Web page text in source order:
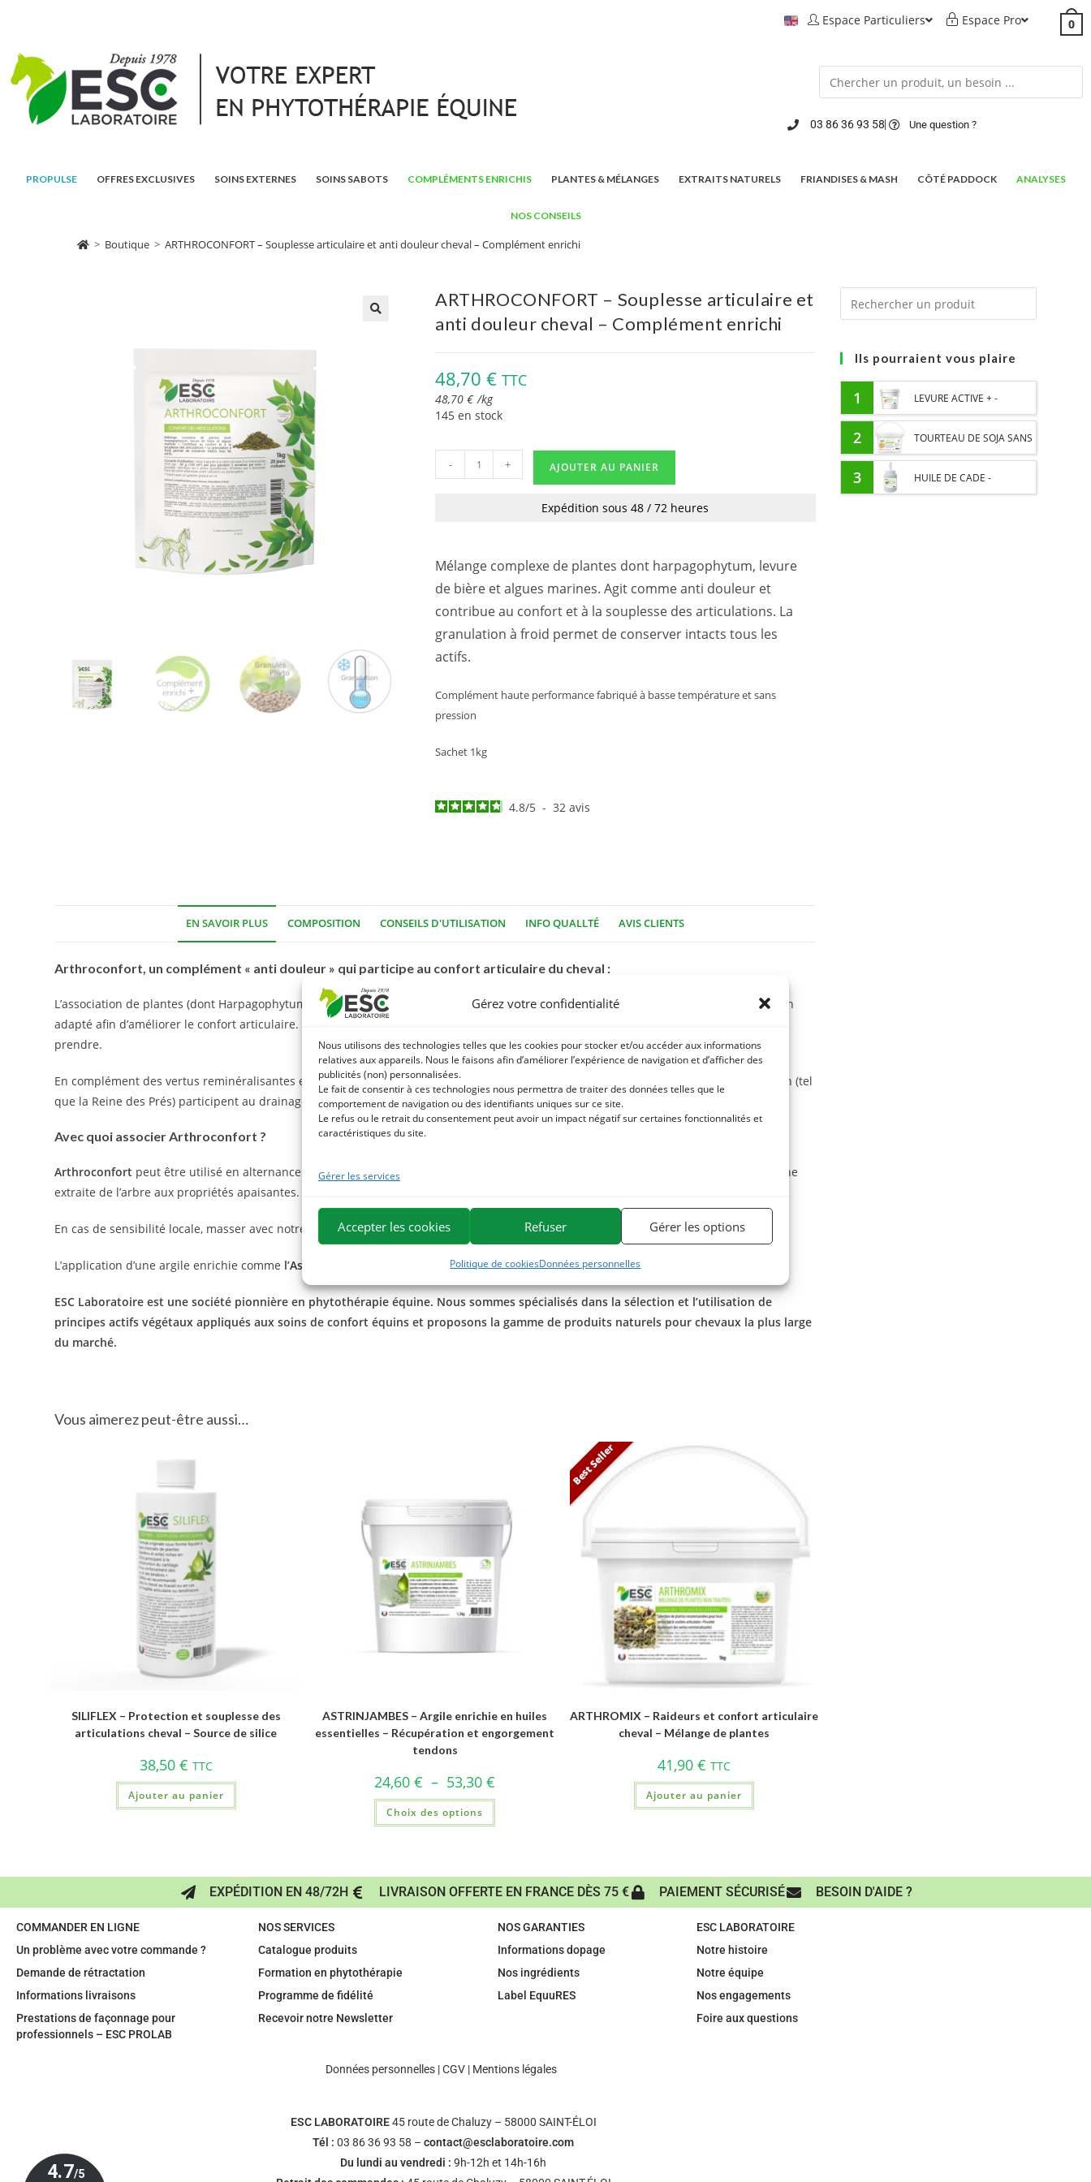
Gérez votre confidentialité
Nous utilisons des technologies telles que les cookies pour stocker et/ou accéder aux informations
relatives aux appareils. Nous le faisons afin d’améliorer l’expérience de navigation et d’afficher des
publicités (non) personnalisées.
Le fait de consentir à ces technologies nous permettra de traiter des données telles que le
comportement de navigation ou des identifiants uniques sur ce site.
Le refus ou le retrait du consentement peut avoir un impact négatif sur certaines fonctionnalités et
caractéristiques du site.
Gérer les services
Accepter les cookies Refuser Gérer les options
Politique de cookiesDonnées personnelles
Espace Particuliers Espace Pro 0
03 86 36 93 58 Une question ?
PROPULSE OFFRES EXCLUSIVES SOINS EXTERNES SOINS SABOTS COMPLÉMENTS ENRICHIS PLANTES & MÉLANGES EXTRAITS NATURELS FRIANDISES & MASH CÔTÉ PADDOCK ANALYSES
NOS CONSEILS
> Boutique > ARTHROCONFORT – Souplesse articulaire et anti douleur cheval – Complément enrichi
ARTHROCONFORT – Souplesse articulaire et
anti douleur cheval – Complément enrichi
48,70€ TTC
48,70€ /kg
145 en stock
- + AJOUTER AU PANIER
Expédition sous 48 / 72 heures
Mélange complexe de plantes dont harpagophytum, levure
de bière et algues marines. Agit comme anti douleur et
contribue au confort et à la souplesse des articulations. La
granulation à froid permet de conserver intacts tous les
actifs.
Complément haute performance fabriqué à basse température et sans
pression
Sachet 1kg
4.8/5 - 32avis
EN SAVOIR PLUS COMPOSITION CONSEILS D'UTILISATION INFO QUALLTÉ AVIS CLIENTS
Arthroconfort, un complément « anti douleur » qui participe au confort articulaire du cheval :
L’association de plantes (dont Harpagophytum – Reine des prés – Chrysantellum) font d’Arthoconfortun complément de phytonutrition
adapté afin d’améliorer le confort articulaire. Soulager votre cheval et réduisez les douleurs articulaires avec ce complément facile à
prendre.
En complément des vertus reminéralisantes et apaisantes, les propriétés dépuratives de certaines plantes entrant dans la composition (tel
que la Reine des Prés) participent au drainage de l’organisme.
Avec quoi associer Arthroconfort ?
Arthroconfort peut être utilisé en alternance avecl’Arthromix notre mélange original de plantes pures, dont le boswellia serrata, résine
extraite de l’arbre aux propriétés apaisantes.
En cas de sensibilité locale, masser avec notre gel à l’arnicaContrecoup.
L’application d’une argile enrichie comme l’Astrinjambes est également bénéfique comme anti douleur.
ESC Laboratoire est une société pionnière en phytothérapie équine. Nous sommes spécialisés dans la sélection et l’utilisation de
principes actifs végétaux appliqués aux soins de confort équins et proposons la gamme de produits naturels pour chevaux la plus large
du marché.
Vous aimerez peut-être aussi…
SILIFLEX – Protection et souplesse des
articulations cheval – Source de silice
38,50 € TTC
Ajouter au panier
ASTRINJAMBES – Argile enrichie en huiles
essentielles – Récupération et engorgement
tendons
24,60€ – 53,30€
Choix des options
Best Seller
ARTHROMIX – Raideurs et confort articulaire
cheval – Mélange de plantes
41,90€ TTC
Ajouter au panier
Ils pourraient vous plaire
1 LEVURE ACTIVE + -
PROBIOTIQUE CHEVAL -
FLORE INTESTINALE ET
DIGESTION
2 TOURTEAU DE SOJA SANS
OGM - APPORT EN
3 HUILE DE CADE -
EXPÉDITION EN 48/72H LIVRAISON OFFERTE EN FRANCE DÈS 75 € PAIEMENT SÉCURISÉ BESOIN D'AIDE ?
COMMANDER EN LIGNE
Un problème avec votre commande ?
Demande de rétractation
Informations livraisons
Prestations de façonnage pour
professionnels – ESC PROLAB
NOS SERVICES
Catalogue produits
Formation en phytothérapie
Programme de fidélité
Recevoir notre Newsletter
NOS GARANTIES
Informations dopage
Nos ingrédients
Label EquuRES
ESC LABORATOIRE
Notre histoire
Notre équipe
Nos engagements
Foire aux questions
Données personnelles|CGV| Mentions légales
ESC LABORATOIRE45 route de Chaluzy – 58000 SAINT-ÉLOI
Tél : 03 86 36 93 58 –contact@esclaboratoire.com
Du lundi au vendredi :9h-12h et 14h-16h